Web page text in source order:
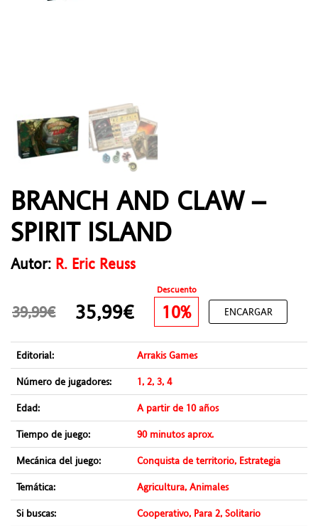
BRANCH AND CLAW –
SPIRIT ISLAND
Autor: R. Eric Reuss
Descuento
39,99€ 35,99€ 10% ENCARGAR
Editorial:
Arrakis Games
Número de jugadores:
1, 2, 3, 4
Edad:
A partir de 10 años
Tiempo de juego:
90 minutos aprox.
Mecánica del juego:
Conquista de territorio, Estrategia
Temática:
Agricultura, Animales
Si buscas:
Cooperativo, Para 2, Solitario